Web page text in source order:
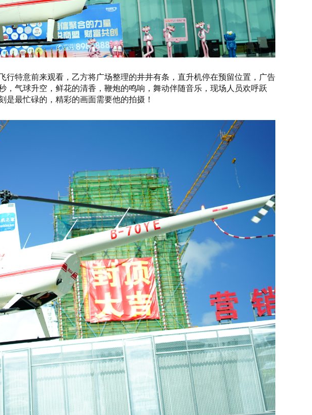
特意前来观看，乙方将广场整理的井井有条，直升机停在预留位置，广告
气球升空，鲜花的清香，鞭炮的鸣响，舞动伴随音乐，现场人员欢呼跃
最忙碌的，精彩的画面需要他的拍摄！